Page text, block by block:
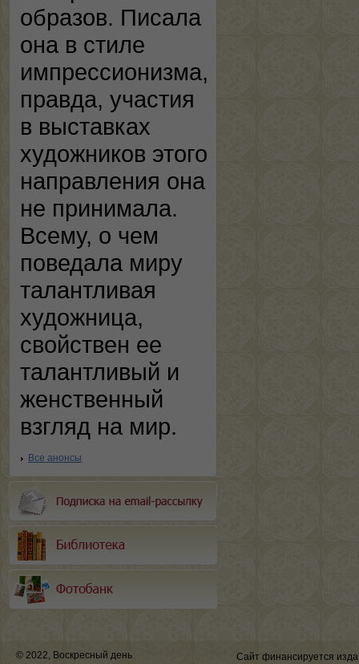
образов. Писала
она в стиле
импрессионизма,
правда, участия
в выставках
художников этого
направления она
не принимала.
Всему, о чем
поведала миру
талантливая
художница,
свойствен ее
талантливый и
женственный
взгляд на мир.
Все анонсы
© 2022, Воскресный день
Сайт финансируется